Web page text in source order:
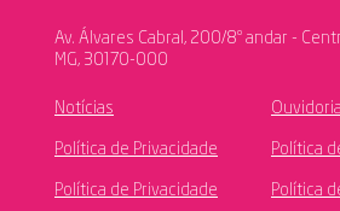
Av. Álvares Cabral, 200/8º andar -
MG, 30170-000
Notícias Ouvidoria
Política de Privacidade Política
Política de Privacidade Política